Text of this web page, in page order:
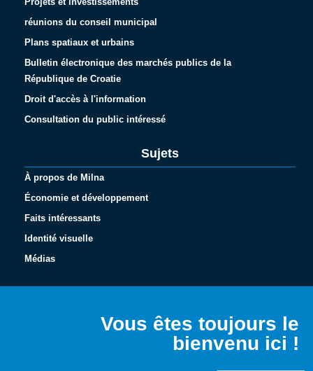
réunions du conseil municipal
Plans spatiaux et urbains
Bulletin électronique des marchés publics de la
République de Croatie
Droit d'accès à l'information
Consultation du public intéressé
Sujets
À propos de Milna
Économie et développement
Faits intéressants
Identité visuelle
Médias
Vous êtes toujours le
bienvenu ici !
English (UK)
Deutsch